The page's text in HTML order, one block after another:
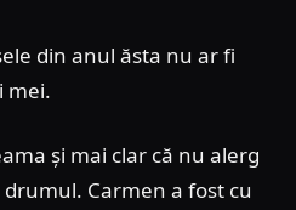
din anul ăsta nu ar fi
mei.
și mai clar că nu alerg
Carmen a fost cu